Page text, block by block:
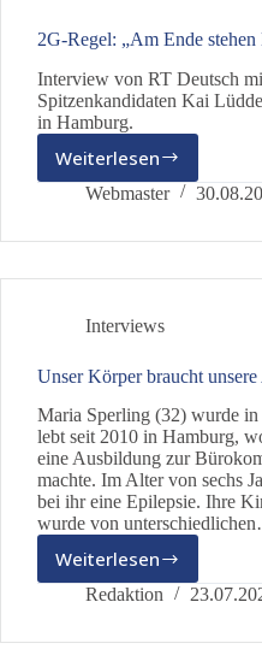
2G-Regel: „Am Ende
Interview von RT Deutsch
Spitzenkandidaten Kai
in Hamburg.
Weiterlesen
2G-
Regel:
Ende
Bürger“
Webmaster
Interviews
Unser Körper braucht
Maria Sperling (32) wurde
lebt seit 2010 in Hamburg,
eine Ausbildung zur
machte. Im Alter von sechs
bei ihr eine Epilepsie. Ihre
wurde von
Weiterlesen
Unser
Körper
unsere
Redaktion